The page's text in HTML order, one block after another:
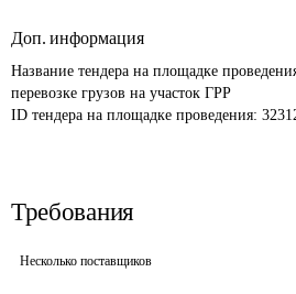
Доп. информация
Название тендера на площадке
перевозке грузов на участок ГРР
ID тендера на площадке проведения:
Требования
Несколько поставщиков